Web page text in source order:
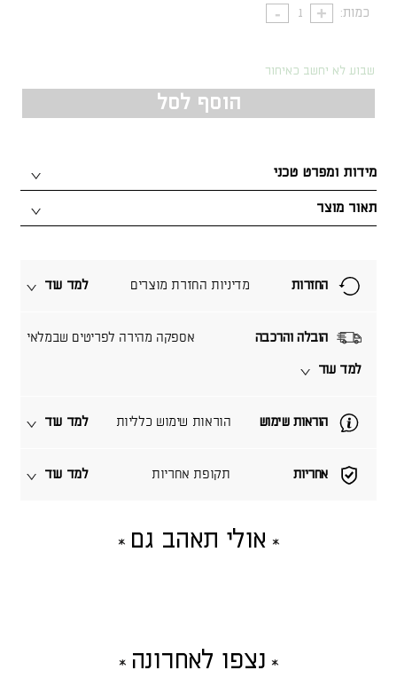
כמות:
שבוע לא יחשב כאיחור
הוסף לסל
תאור מוצר
מידות ומפרט טכני
אחריות תקופת אחריות למד עוד
הוראות שימוש הוראות שימוש כלליות למד עוד
הובלה והרכבה אספקה מהירה לפריטים שבמלאי
למד עוד
החזרות מדיניות החזרת מוצרים למד עוד
אולי תאהב גם
נצפו לאחרונה